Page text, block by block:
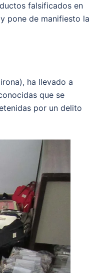
falsificados en
pone de manifiesto la
ha llevado a
que se
por un delito